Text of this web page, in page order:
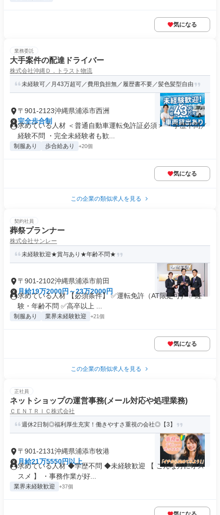
気になる
業務委託
大手案件の配達ドライバー
株式会社沖縄Ｄ．トラスト物流
未経験可／月43万超可／費用負担無／履歴書不要／髪色髪型自由
〒901-2123沖縄県浦添市西洲
完全歩合制
求めている人材 ＜普通自動車運転免許証必須＞ ・学歴不問／
経験不問 ・完全未経験者も歓...
制服あり 歩合給あり +20個
気になる
この企業の類似求人を見る
契約社員
葬祭プランナー
株式会社サンレー
未経験歓迎★賞与あり★年齢不問★
〒901-2102沖縄県浦添市前田
月給19万2000円～23万2000円
求めている人材 【必須条件】 ✅運転免許（AT限定可） ✅経
験・年齢不問 ✅高卒以上 ...
制服あり 業界未経験歓迎 +21個
気になる
この企業の類似求人を見る
正社員
ネットショップの運営事務(メール対応や処理業務)
ＣＥＮＴＲＩＣ株式会社
週休2日制◎福利厚生充実！働きやすさ重視の会社◎【3】
〒901-2131沖縄県浦添市牧港
月給21万5550円以上
求めている人材 ◆学歴不問 ◆未経験歓迎 【 こんな方にオス
スメ 】 ・事務作業が好...
業界未経験歓迎 +37個